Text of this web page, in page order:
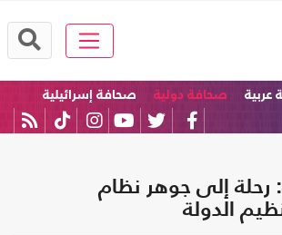
عربية صحافة دولية صحافة إسرائيلية
رحلة إلى جوهر نظام
الدولة